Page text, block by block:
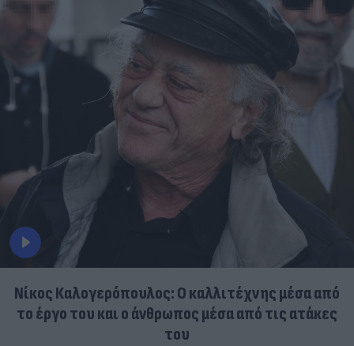
Νίκος Καλογερόπουλος: Ο καλλιτέχνης μέσα από
το έργο του και ο άνθρωπος μέσα από τις ατάκες
του